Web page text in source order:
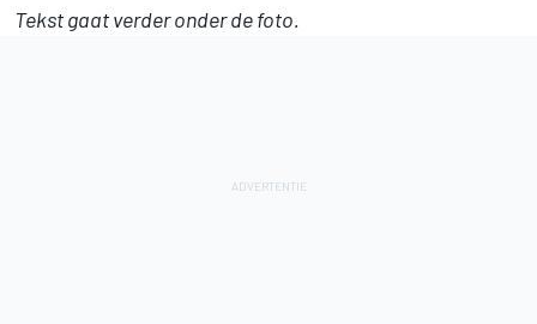
Tekst gaat verder onder de foto.